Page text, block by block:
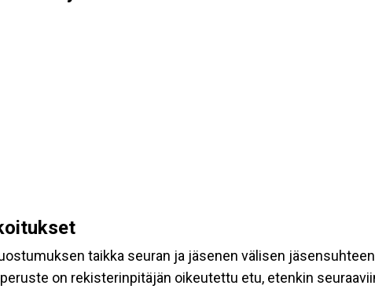
taikka seuran ja jäsenen välisen
on rekisterinpitäjän oikeutettu etu, etenkin